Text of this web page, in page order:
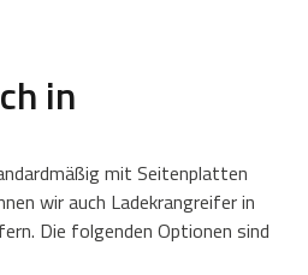
in
mit Seitenplatten
wir auch Ladekrangreifer in
Die folgenden Optionen sind